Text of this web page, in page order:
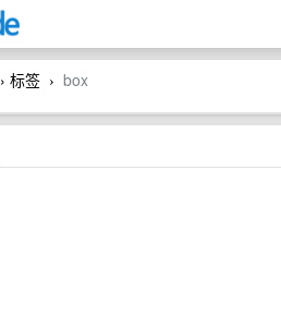
› 标签 › box